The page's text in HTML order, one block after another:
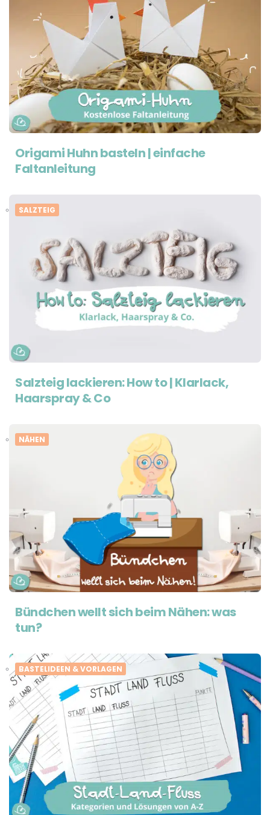
Origami Huhn basteln | einfache
Faltanleitung
SALZTEIG
Salzteig lackieren: How to | Klarlack,
Haarspray & Co
NÄHEN
Bündchen wellt sich beim Nähen: was
tun?
BASTELIDEEN & VORLAGEN